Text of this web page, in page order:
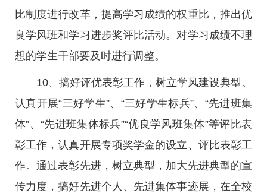
比制度进行改革，提高学习成绩的权重比，推出优
良学风班和学习进步奖评比活动。对学习成绩不理
想的学生干部要及时进行调整。
10、搞好评优表彰工作，树立学风建设典型。
认真开展“三好学生”、“三好学生标兵”、“先进班集
体”、“先进班集体标兵”“优良学风班集体”等评比表
彰工作，认真开展专项奖学金的设立、评比表彰工
作。通过表彰先进，树立典型，加大先进典型的宣
传力度，搞好先进个人、先进集体事迹展，在全校